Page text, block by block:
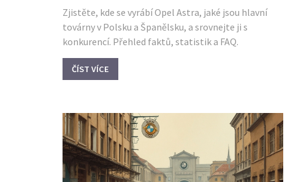
Zjistěte, kde se vyrábí Opel Astra, jaké jsou hlavní
továrny v Polsku a Španělsku, a srovnejte ji s
konkurencí. Přehled faktů, statistik a FAQ.
ČÍST VÍCE